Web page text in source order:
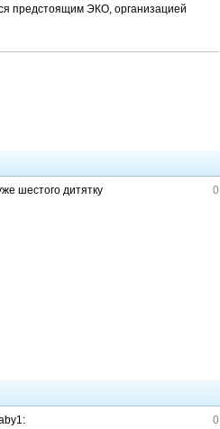
предстоящим ЭКО, организацией
0
шестого дитятку
0